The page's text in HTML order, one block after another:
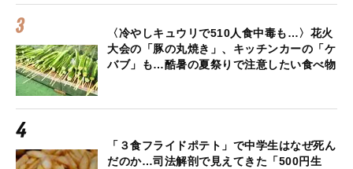
〈冷やしキュウリで510人食中毒も…〉花火
大会の「豚の丸焼き」、キッチンカーの「ケ
バブ」も…酷暑の夏祭りで注意したい食べ物
「３食フライドポテト」で中学生はなぜ死ん
だのか…司法解剖で見えてきた「500円生